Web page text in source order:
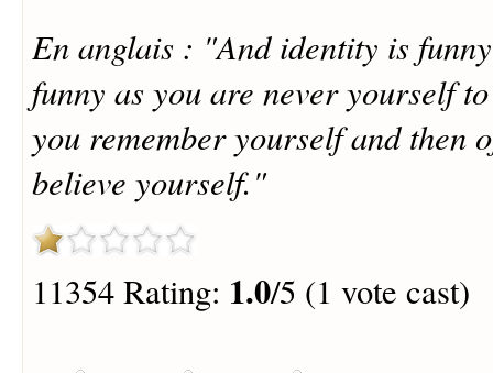
En anglais : "And identity is
funny as you are never yourself
you remember yourself and then
believe yourself."
11354 Rating: 1.0/5 (1 vote cast)